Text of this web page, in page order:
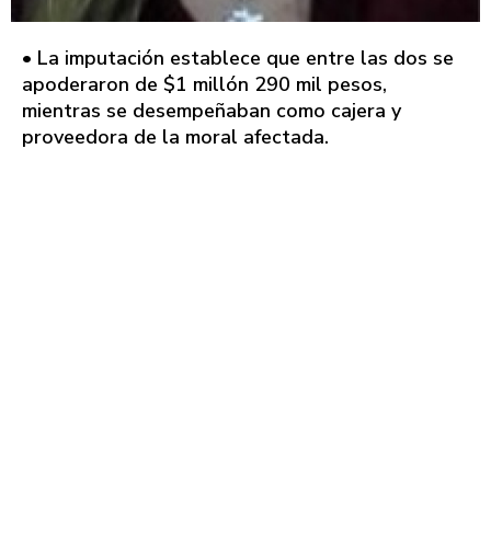
• La imputación establece que entre las dos se
apoderaron de $1 millón 290 mil pesos,
mientras se desempeñaban como cajera y
proveedora de la moral afectada.